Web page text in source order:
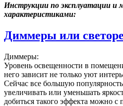
Инструкции по эксплуатации и
характеристиками:
Диммеры или
Диммеры:
Уровень освещенности в
него зависит не только уют
Сейчас все большую
увеличивать или уменьшать
добиться такого эффекта можно